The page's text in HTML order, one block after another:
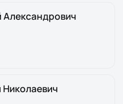
Александрович